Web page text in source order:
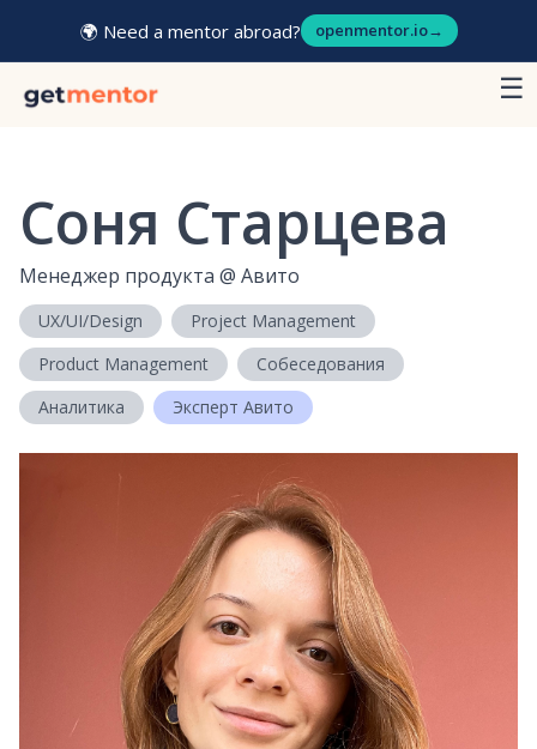
🌍 Need a mentor abroad? openmentor.io→
☰
Соня Старцева
Менеджер продукта @ Авито
UX/UI/Design
Project Management
Product Management
Собеседования
Аналитика
Эксперт Авито